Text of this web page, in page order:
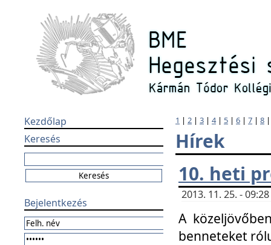
Kezdőlap
Keresés
Bejelentkezés
1 | 2 | 3 | 4| 5 | 6 | 7 | 8
Hírek
10. heti
2013. 11. 25. -
A
benneteket